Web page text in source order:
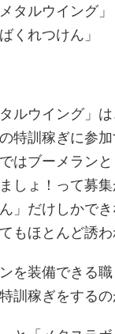
タルウイング」
くれつけん」
ルウイング」
特訓稼ぎに参
はブーメラン
しょ！って募
」だけしかで
もほとんど誘わ
を装備できる
訓稼ぎをするの